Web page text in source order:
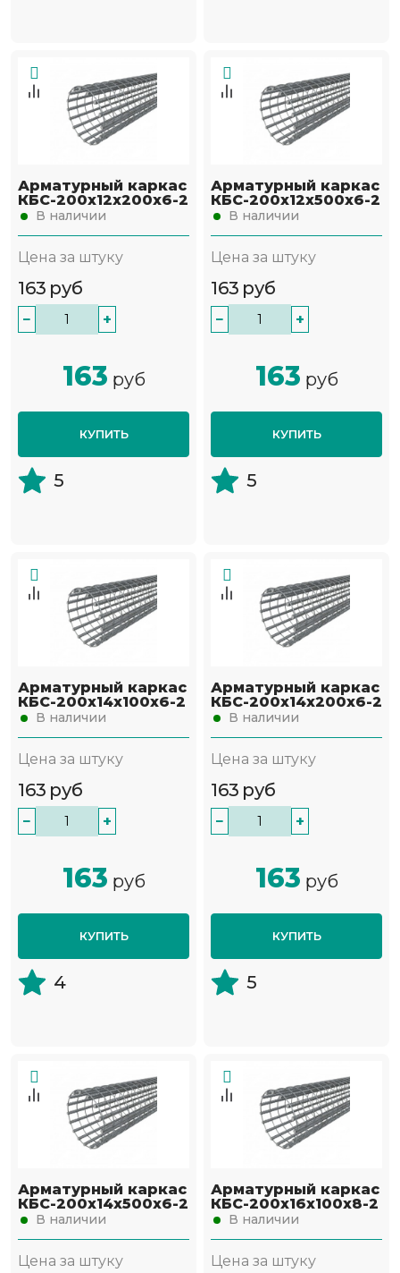
Арматурный каркас
КБС-200х12х200х6-2
В наличии
Цена за штуку
163 руб
− +
163 руб
КУПИТЬ
5
Арматурный каркас
КБС-200х12х500х6-2
В наличии
Цена за штуку
163 руб
− +
163 руб
КУПИТЬ
5
Арматурный каркас
КБС-200х14х100х6-2
В наличии
Цена за штуку
163 руб
− +
163 руб
КУПИТЬ
4
Арматурный каркас
КБС-200х14х200х6-2
В наличии
Цена за штуку
163 руб
− +
163 руб
КУПИТЬ
5
Арматурный каркас
КБС-200х14х500х6-2
В наличии
Цена за штуку
Арматурный каркас
КБС-200х16х100х8-2
В наличии
Цена за штуку